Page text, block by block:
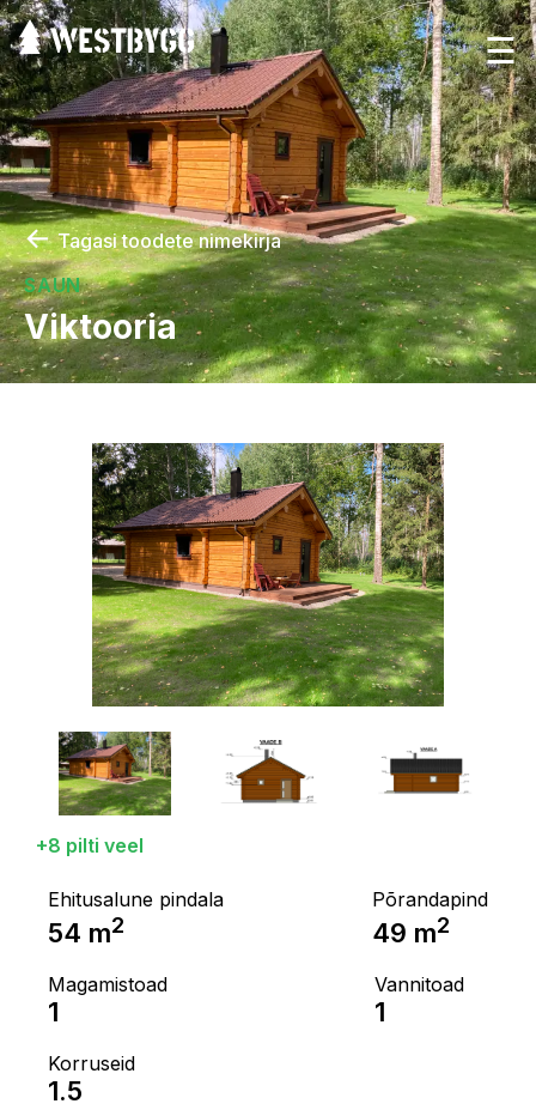
☰
← Tagasi toodete nimekirja
SAUN
Viktooria
+8 pilti veel
Ehitusalune pindala
54 m2
Põrandapind
49 m2
Magamistoad
1
Vannitoad
1
Korruseid
1.5